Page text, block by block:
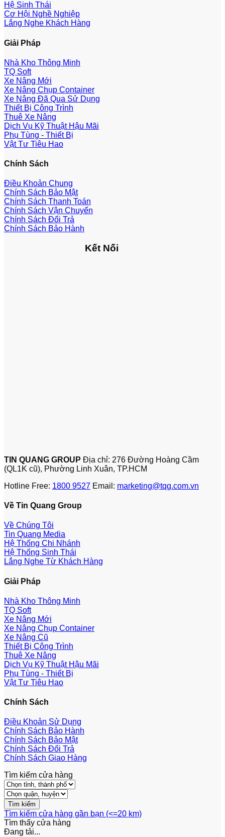
Hệ Sinh Thái
Cơ Hội Nghề Nghiệp
Lắng Nghe Khách Hàng
Giải Pháp
Nhà Kho Thông Minh
TQ Soft
Xe Nâng Mới
Xe Nâng Chụp Container
Xe Nâng Đã Qua Sử Dụng
Thiết Bị Công Trình
Thuê Xe Nâng
Dịch Vụ Kỹ Thuật Hậu Mãi
Phụ Tùng - Thiết Bị
Vật Tư Tiêu Hao
Chính Sách
Điều Khoản Chung
Chính Sách Bảo Mật
Chính Sách Thanh Toán
Chính Sách Vận Chuyển
Chính Sách Đổi Trả
Chính Sách Bảo Hành
Kết Nối
TIN QUANG GROUP Địa chỉ: 276 Đường Hoàng Cầm
(QL1K cũ), Phường Linh Xuân, TP.HCM
Hotline Free: 1800 9527 Email: marketing@tqg.com.vn
Về Tin Quang Group
Về Chúng Tôi
Tin Quang Media
Hệ Thống Chi Nhánh
Hệ Thống Sinh Thái
Lắng Nghe Từ Khách Hàng
Giải Pháp
Nhà Kho Thông Minh
TQ Soft
Xe Nâng Mới
Xe Nâng Chụp Container
Xe Nâng Cũ
Thiết Bị Công Trình
Thuê Xe Nâng
Dịch Vụ Kỹ Thuật Hậu Mãi
Phụ Tùng - Thiết Bị
Vật Tư Tiêu Hao
Chính Sách
Điều Khoản Sử Dụng
Chính Sách Bảo Hành
Chính Sách Bảo Mật
Chính Sách Đổi Trả
Chính Sách Giao Hàng
Tìm kiếm cửa hàng
Tìm kiếm cửa hàng gần bạn (<=20 km)
Tìm thấy cửa hàng
Đang tải...